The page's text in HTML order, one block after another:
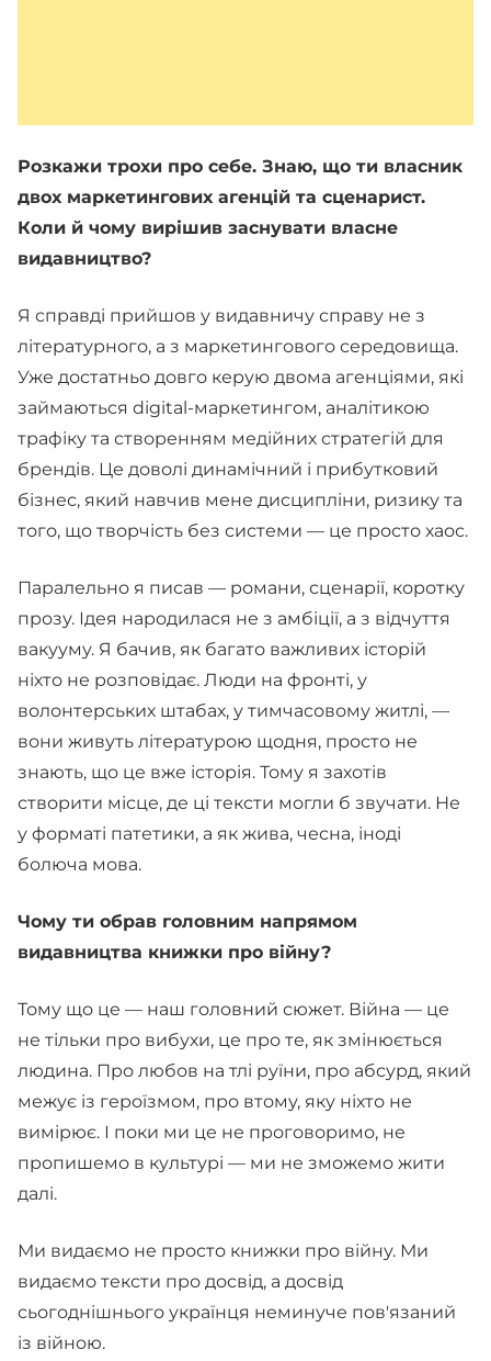
Розкажи трохи про себе. Знаю, що ти власник
двох маркетингових агенцій та сценарист.
Коли й чому вирішив заснувати власне
видавництво?
Я справді прийшов у видавничу справу не з
літературного, а з маркетингового середовища.
Уже достатньо довго керую двома агенціями, які
займаються digital-маркетингом, аналітикою
трафіку та створенням медійних стратегій для
брендів. Це доволі динамічний і прибутковий
бізнес, який навчив мене дисципліни, ризику та
того, що творчість без системи — це просто хаос.
Паралельно я писав — романи, сценарії, коротку
прозу. Ідея народилася не з амбіції, а з відчуття
вакууму. Я бачив, як багато важливих історій
ніхто не розповідає. Люди на фронті, у
волонтерських штабах, у тимчасовому житлі, —
вони живуть літературою щодня, просто не
знають, що це вже історія. Тому я захотів
створити місце, де ці тексти могли б звучати. Не
у форматі патетики, а як жива, чесна, іноді
болюча мова.
Чому ти обрав головним напрямом
видавництва книжки про війну?
Тому що це — наш головний сюжет. Війна — це
не тільки про вибухи, це про те, як змінюється
людина. Про любов на тлі руїни, про абсурд, який
межує із героїзмом, про втому, яку ніхто не
вимірює. І поки ми це не проговоримо, не
пропишемо в культурі — ми не зможемо жити
далі.
Ми видаємо не просто книжки про війну. Ми
видаємо тексти про досвід, а досвід
сьогоднішнього українця неминуче пов'язаний
із війною.